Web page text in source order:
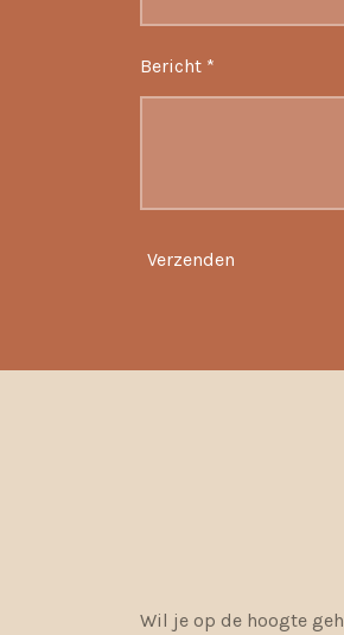
Bericht *
Verzenden
Wil je op de hoogte